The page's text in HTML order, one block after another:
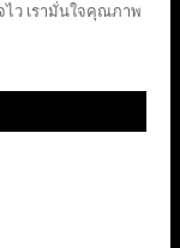
ไว เรามั่นใจคุณภาพ